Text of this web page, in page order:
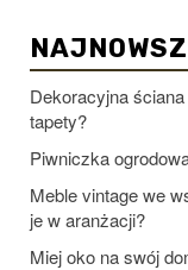
Dekoracyjna
tapety?
Piwniczka
Meble vintage we
je w aranżacji?
Miej oko na swój